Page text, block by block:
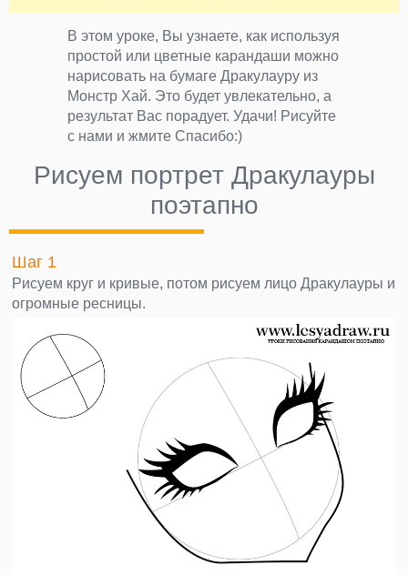
В этом уроке, Вы узнаете, как используя
простой или цветные карандаши можно
нарисовать на бумаге Дракулауру из
Монстр Хай. Это будет увлекательно, а
результат Вас порадует. Удачи! Рисуйте
с нами и жмите Спасибо:)
Рисуем портрет Дракулауры
поэтапно
Шаг 1
Рисуем круг и кривые, потом рисуем лицо Дракулауры и
огромные ресницы.